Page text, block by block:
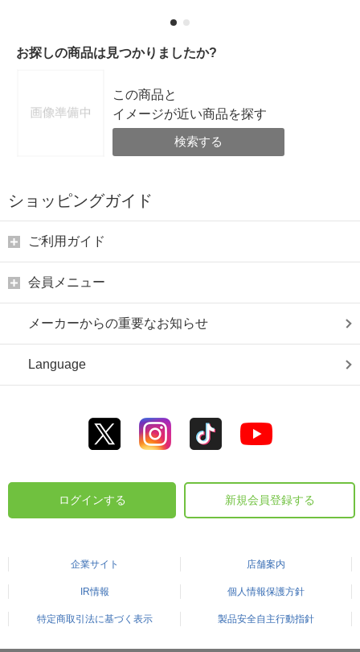
お探しの商品は見つかりましたか?
この商品と
イメージが近い商品を探す
検索する
ショッピングガイド
ご利用ガイド
会員メニュー
メーカーからの重要なお知らせ
Language
ログインする 新規会員登録する
企業サイト 店舗案内
IR情報 個人情報保護方針
特定商取引法に基づく表示 製品安全自主行動指針